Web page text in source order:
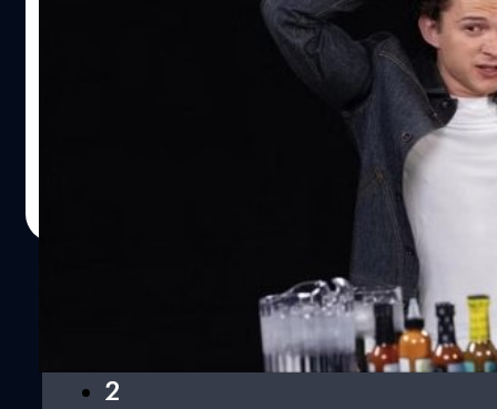
เรา ๆ ต่างมีความรู้สึกว่า ทอม ฮอลแลนด์ (Tom Holland) เป็น
หนุ่มน้อยอยู่เสมอ อาจจะเพราะเรารู้จักเขาในภาพลักษณ์ของ
ปีเตอร์ พาร์กเกอร์ เวอร์ชันเด็กมัธยมปลาย และตัวฮอลแลนด์
ซึ่งวันนี้ก็เข้าวัย 27 ปีเข้าไปแล้ว แต่ก็คงหน้าตาภาพลักษณ์เห
มือนเดิมเป๊ะ แม้จะผ่านหนัง Spider-Man มา 3 ภาคแล้วก็ตาม
ซึ่งตัวตนจริง ๆ ของ ทอม ฮอลแลนด์ นั้น ก็ไม่ใช่หนุ่มน้อยอีก
ต่อไป ผ่านงานแสดงมามากมายหลากหลายบทบาทแล้ว รวม
ถึงเรื่องล่าสุดที่เขาเปิดเผยมาว่าเขาเคยติดเหล้าอย่างหนัก ก็
ยิ่งตอกย้ำว่า ในวันนี้ฮอลแลนด์ผ่านอะไรมามากจริง ๆ ไม่ใช่
หนุ่มน้อย ปีเตอร์ พาร์กเกอร์ อย่างที่ทุกคนคุ้นเคยอีกต่อไป
2